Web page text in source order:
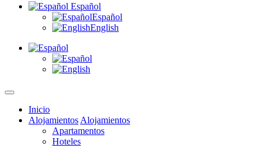
Español
Español
English
Inicio
Alojamientos Alojamientos
Apartamentos
Hoteles